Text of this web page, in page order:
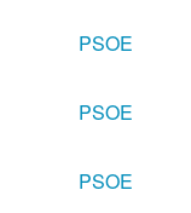
PSOE
PSOE
PSOE